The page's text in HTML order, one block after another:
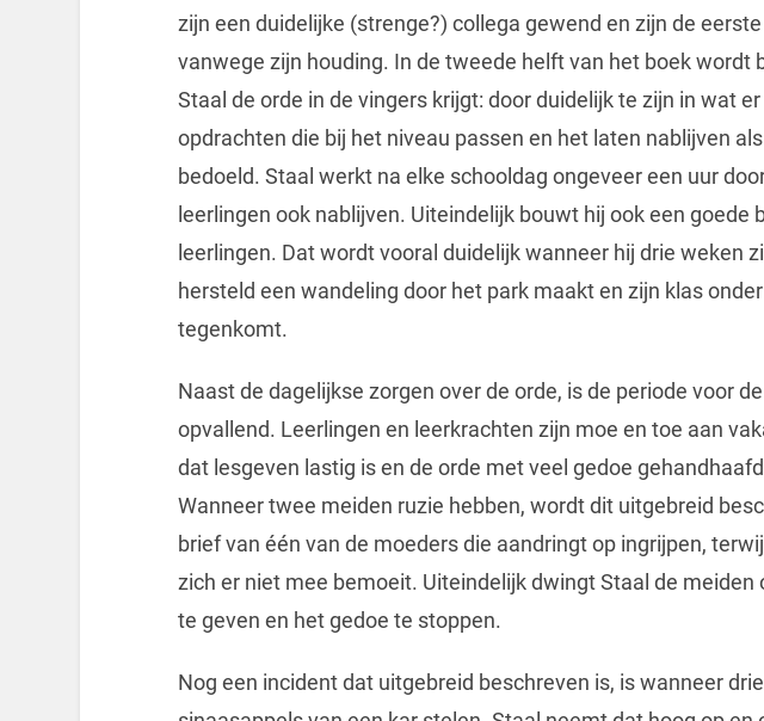
zijn een duidelijke (strenge?) collega gewend en zijn de
vanwege zijn houding. In de tweede helft van het boek wordt
Staal de orde in de vingers krijgt: door duidelijk te zijn in wat
opdrachten die bij het niveau passen en het laten nablijven
bedoeld. Staal werkt na elke schooldag ongeveer een uur
leerlingen ook nablijven. Uiteindelijk bouwt hij ook een goede
leerlingen. Dat wordt vooral duidelijk wanneer hij drie weken
hersteld een wandeling door het park maakt en zijn klas
tegenkomt.
Naast de dagelijkse zorgen over de orde, is de periode voor
opvallend. Leerlingen en leerkrachten zijn moe en toe aan
dat lesgeven lastig is en de orde met veel gedoe
Wanneer twee meiden ruzie hebben, wordt dit uitgebreid
brief van één van de moeders die aandringt op ingrijpen,
zich er niet mee bemoeit. Uiteindelijk dwingt Staal de meiden
te geven en het gedoe te stoppen.
Nog een incident dat uitgebreid beschreven is, is wanneer